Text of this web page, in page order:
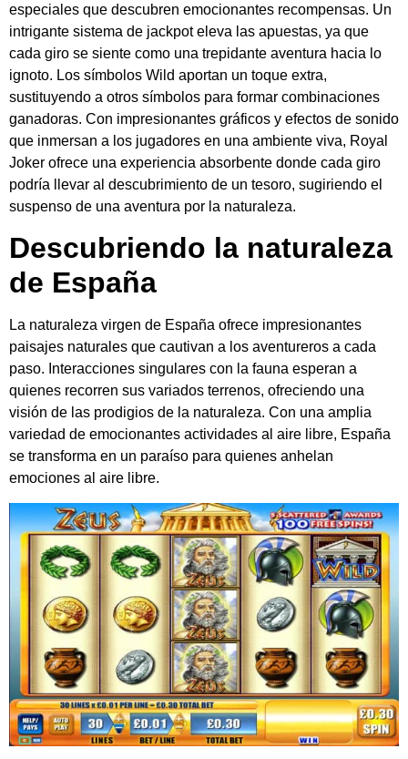
especiales que descubren emocionantes recompensas. Un
intrigante sistema de jackpot eleva las apuestas, ya que
cada giro se siente como una trepidante aventura hacia lo
ignoto. Los símbolos Wild aportan un toque extra,
sustituyendo a otros símbolos para formar combinaciones
ganadoras. Con impresionantes gráficos y efectos de sonido
que inmersan a los jugadores en una ambiente viva, Royal
Joker ofrece una experiencia absorbente donde cada giro
podría llevar al descubrimiento de un tesoro, sugiriendo el
suspenso de una aventura por la naturaleza.
Descubriendo la naturaleza
de España
La naturaleza virgen de España ofrece impresionantes
paisajes naturales que cautivan a los aventureros a cada
paso. Interacciones singulares con la fauna esperan a
quienes recorren sus variados terrenos, ofreciendo una
visión de las prodigios de la naturaleza. Con una amplia
variedad de emocionantes actividades al aire libre, España
se transforma en un paraíso para quienes anhelan
emociones al aire libre.